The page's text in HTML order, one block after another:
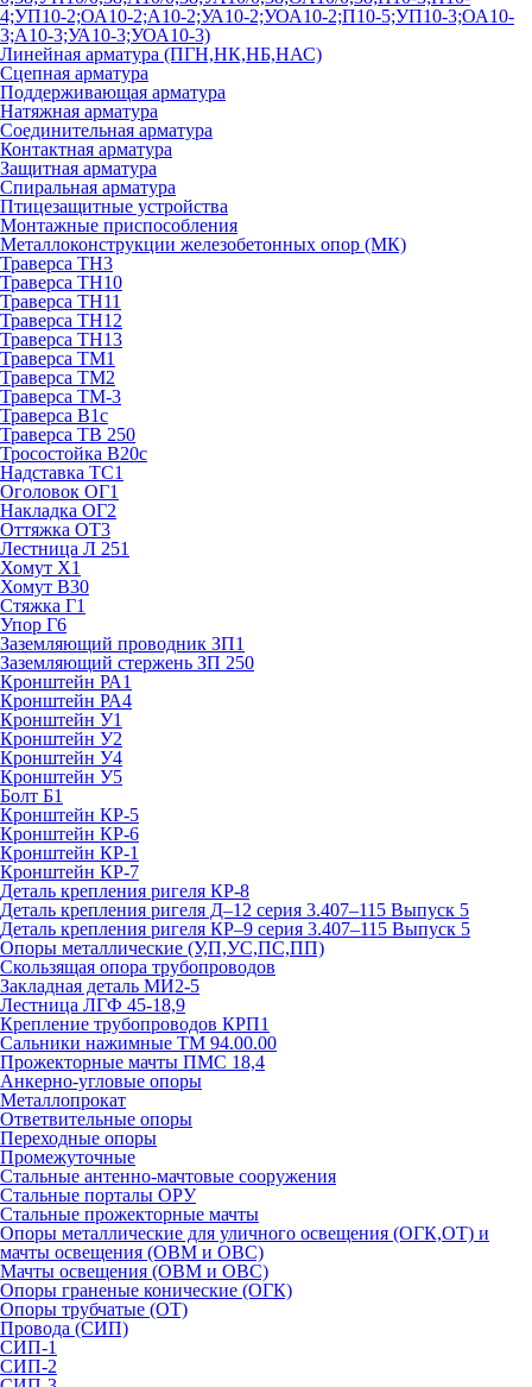
4;УП10-2;ОА10-2;А10-2;УА10-2;УОА10-2;П10-5;УП10-3;ОА10-
3;А10-3;УА10-3;УОА10-3)
Линейная арматура (ПГН,НК,НБ,НАС)
Сцепная арматура
Поддерживающая арматура
Натяжная арматура
Соединительная арматура
Контактная арматура
Защитная арматура
Спиральная арматура
Птицезащитные устройства
Монтажные приспособления
Металлоконструкции железобетонных опор (МК)
Траверса ТН3
Траверса ТН10
Траверса ТН11
Траверса ТН12
Траверса ТН13
Траверса ТМ1
Траверса ТМ2
Траверса ТМ-3
Траверса В1с
Траверса ТВ 250
Тросостойка В20с
Надставка ТС1
Оголовок ОГ1
Накладка ОГ2
Оттяжка ОТ3
Лестница Л 251
Хомут Х1
Хомут В30
Стяжка Г1
Упор Г6
Заземляющий проводник ЗП1
Заземляющий стержень ЗП 250
Кронштейн РА1
Кронштейн РА4
Кронштейн У1
Кронштейн У2
Кронштейн У4
Кронштейн У5
Болт Б1
Кронштейн КР-5
Кронштейн КР-6
Кронштейн КР-1
Кронштейн КР-7
Деталь крепления ригеля КР‑8
Деталь крепления ригеля Д–12 серия 3.407–115 Выпуск 5
Деталь крепления ригеля КР–9 серия 3.407–115 Выпуск 5
Опоры металлические (У,П,УС,ПС,ПП)
Скользящая опора трубопроводов
Закладная деталь МИ2-5
Лестница ЛГФ 45-18,9
Крепление трубопроводов КРП1
Сальники нажимные ТМ 94.00.00
Прожекторные мачты ПМС 18,4
Анкерно-угловые опоры
Металлопрокат
Ответвительные опоры
Переходные опоры
Промежуточные
Стальные антенно-мачтовые сооружения
Стальные порталы ОРУ
Стальные прожекторные мачты
Опоры металлические для уличного освещения (ОГК,ОТ) и
мачты освещения (ОВМ и ОВС)
Мачты освещения (ОВМ и ОВС)
Опоры граненые конические (ОГК)
Опоры трубчатые (ОТ)
Провода (СИП)
СИП-1
СИП-2